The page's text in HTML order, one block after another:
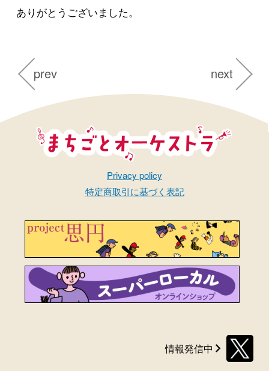
ありがとうございました。
prev next
Privacy policy
特定商取引に基づく表記
情報発信中